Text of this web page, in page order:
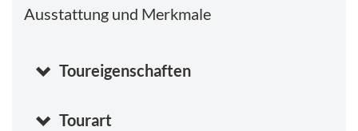
werden. Dort erfahren Interessierte alles über das
nicht fehlen. Die Galerie bietet abwechslungsreiche
Ausstellungen mit Bildern von renommierten Künstlern
Ausstattung und Merkmale
Toureigenschaften
Tourart